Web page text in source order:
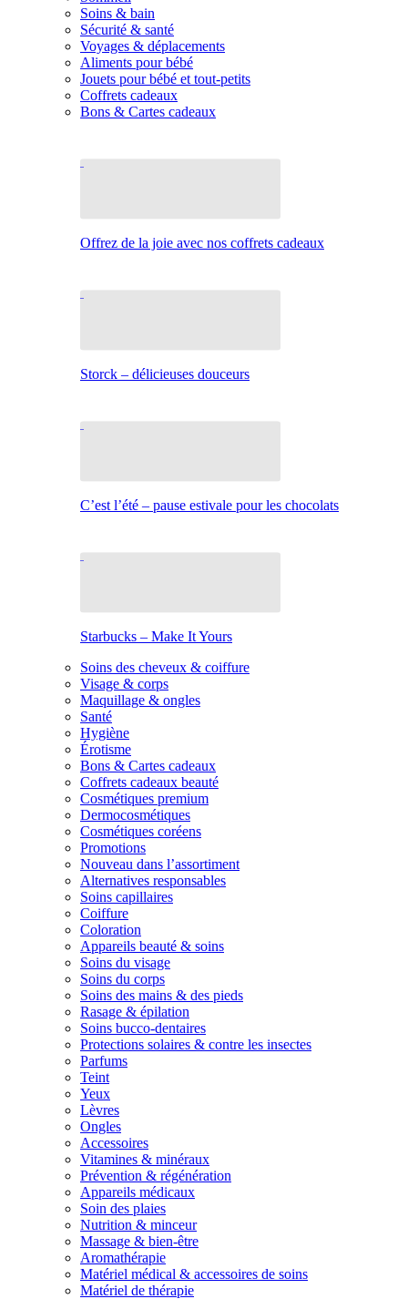
Soins & bain
Sécurité & santé
Voyages & déplacements
Aliments pour bébé
Jouets pour bébé et tout-petits
Coffrets cadeaux
Bons & Cartes cadeaux
Offrez de la joie avec nos coffrets cadeaux
Storck – délicieuses douceurs
C’est l’été – pause estivale pour les chocolats
Starbucks – Make It Yours
Soins des cheveux & coiffure
Visage & corps
Maquillage & ongles
Santé
Hygiène
Érotisme
Bons & Cartes cadeaux
Coffrets cadeaux beauté
Cosmétiques premium
Dermocosmétiques
Cosmétiques coréens
Promotions
Nouveau dans l’assortiment
Alternatives responsables
Soins capillaires
Coiffure
Coloration
Appareils beauté & soins
Soins du visage
Soins du corps
Soins des mains & des pieds
Rasage & épilation
Soins bucco-dentaires
Protections solaires & contre les insectes
Parfums
Teint
Yeux
Lèvres
Ongles
Accessoires
Vitamines & minéraux
Prévention & régénération
Appareils médicaux
Soin des plaies
Nutrition & minceur
Massage & bien-être
Aromathérapie
Matériel médical & accessoires de soins
Matériel de thérapie